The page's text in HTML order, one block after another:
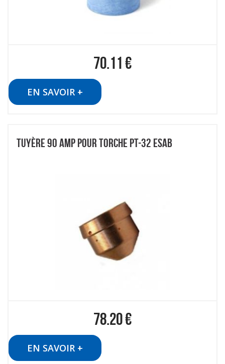
70.11€
EN SAVOIR +
TUYÈRE 90 AMP POUR TORCHE PT-32 ESAB
78.20€
EN SAVOIR +